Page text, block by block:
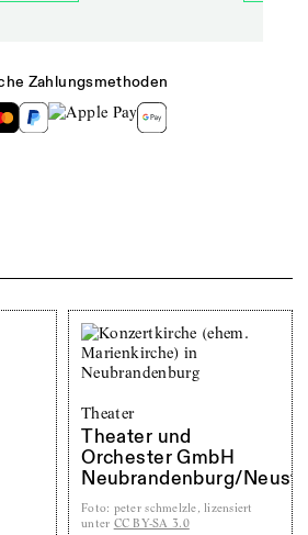
Zahlungsmethoden
Theater
Theater und
Orchester GmbH
Neubrandenburg/
Foto: peter schmelzle, lizensiert
unter CC BY-SA 3.0